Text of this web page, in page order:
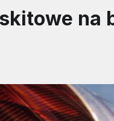
na